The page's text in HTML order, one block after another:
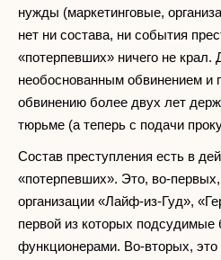
нужды (маркетинговые,
нет ни состава, ни события
«потерпевших» ничего не
необоснованным обвинением и
обвинению более двух лет
тюрьме (а теперь с подачи
Состав преступления есть в
«потерпевших». Это, во-
организации «Лайф-из-Гуд»,
первой из которых
функционерами. Во-вторых,